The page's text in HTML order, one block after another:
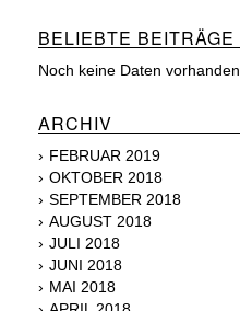
BELIEBTE BEITRÄGE
Noch keine Daten vorhanden.
ARCHIV
FEBRUAR 2019
OKTOBER 2018
SEPTEMBER 2018
AUGUST 2018
JULI 2018
JUNI 2018
MAI 2018